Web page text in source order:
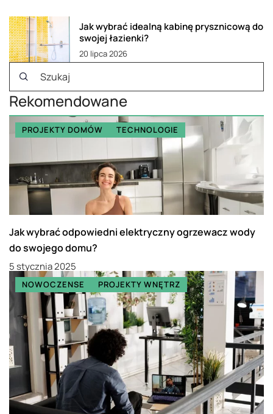
Jak wybrać idealną kabinę prysznicową do
swojej łazienki?
20 lipca 2026
Rekomendowane
PROJEKTY DOMÓW TECHNOLOGIE
Jak wybrać odpowiedni elektryczny ogrzewacz wody
do swojego domu?
5 stycznia 2025
NOWOCZENSE PROJEKTY WNĘTRZ